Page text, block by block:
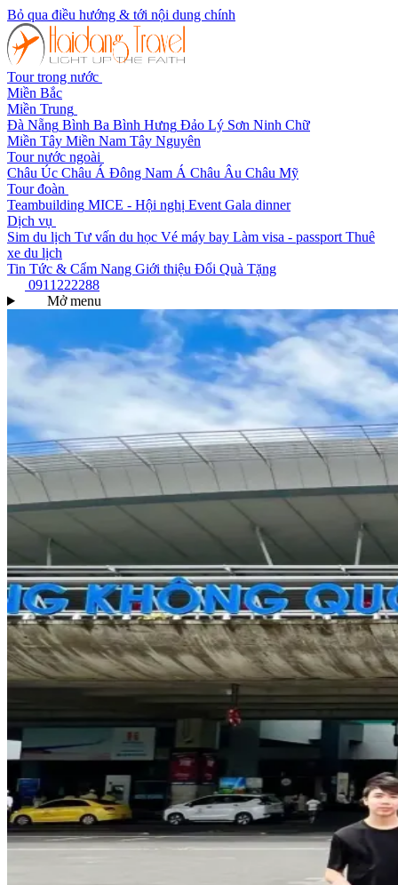
Bỏ qua điều hướng & tới nội dung chính
Tour trong nước
Miền Bắc
Miền Trung
Đà Nẵng Bình Ba Bình Hưng Đảo Lý Sơn Ninh Chữ
Miền Tây Miền Nam Tây Nguyên
Tour nước ngoài
Châu Úc Châu Á Đông Nam Á Châu Âu Châu Mỹ
Tour đoàn
Teambuilding MICE - Hội nghị Event Gala dinner
Dịch vụ
Sim du lịch Tư vấn du học Vé máy bay Làm visa - passport Thuê
xe du lịch
Tin Tức & Cẩm Nang Giới thiệu Đổi Quà Tặng
0911222288
Mở menu